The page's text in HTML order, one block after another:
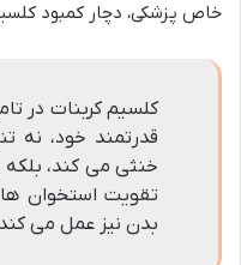
خاص پزشکی، دچار کمبود
کلسیم کربنات در
قدرتمند خود، نه
خنثی می کند، بلکه
تقویت استخوان
بدن نیز عمل می